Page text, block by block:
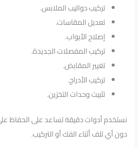
تركيب دواليب الملابس.
تعديل المقاسات.
إصلاح الأبواب.
تركيب المفصلات الجديدة.
تغيير المقابض.
تركيب الأدراج.
تثبيت وحدات التخزين.
نستخدم أدوات دقيقة تساعد على الحفاظ
دون أي تلف أثناء الفك أو التركيب.